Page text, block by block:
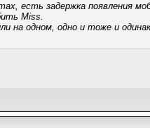
есть задержка появления
Miss.
на одном, одно и тоже и